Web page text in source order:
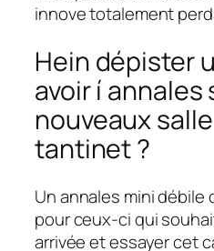
innove totalement
Hein dépister
avoir í annales
nouveaux
tantinet ?
Un annales mini
pour ceux-ci qui
arrivée et essayer cet